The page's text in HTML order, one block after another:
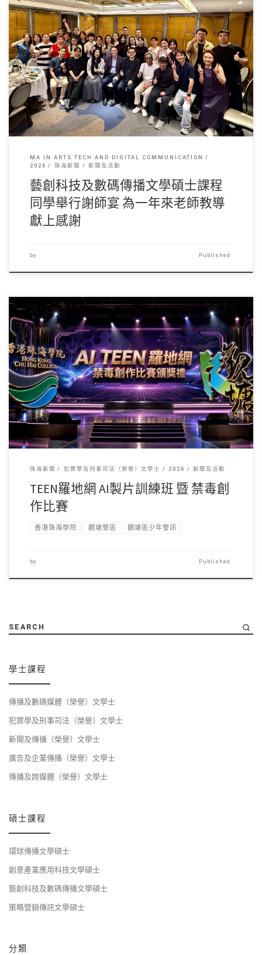
每年五月又是趕作業， […]
MA IN ARTS TECH AND DIGITAL COMMUNICATION
2026
珠海新聞 新聞及活動
藝創科技及數碼傳播文學碩士課程
同學舉行謝師宴 為一年來老師教導
獻上感謝
by Published
由香港珠海學院、觀塘 […]
珠海新聞 犯罪學及刑事司法（榮譽）文學士 2026 新聞及活動
TEEN羅地網 AI製片訓練班 暨 禁毒創
作比賽
香港珠海學院 觀塘警區 觀塘區少年警訊
by Published
SEARCH
學士課程
傳播及數碼媒體（榮譽）文學士
犯罪學及刑事司法（榮譽）文學士
新聞及傳播（榮譽）文學士
廣告及企業傳播（榮譽）文學士
傳播及跨媒體（榮譽）文學士
碩士課程
環球傳播文學碩士
創意產業應用科技文學碩士
藝創科技及數碼傳播文學碩士
策略營銷傳訊文學碩士
分類